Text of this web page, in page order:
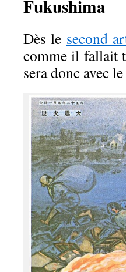
Fukushima
Dès le second
comme il fallait
sera donc avec